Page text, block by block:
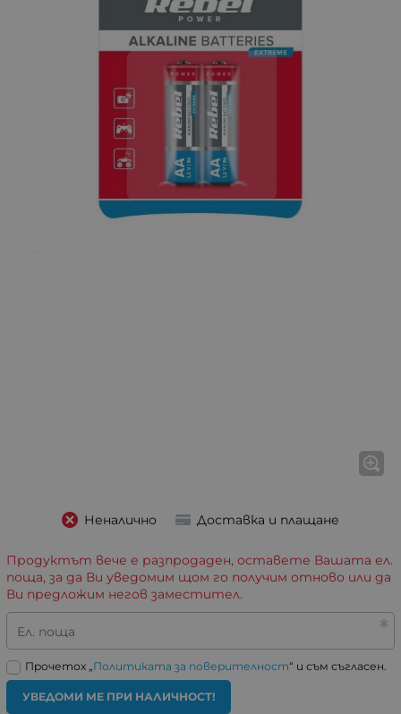
Неналично Доставка и плащане
Продуктът вече е разпродаден, оставете Вашата ел.
поща, за да Ви уведомим щом го получим отново или да
Ви предложим негов заместител.
Ел. поща
Прочетох „Политиката за поверителност“ и съм съгласен.
УВЕДОМИ МЕ ПРИ НАЛИЧНОСТ!